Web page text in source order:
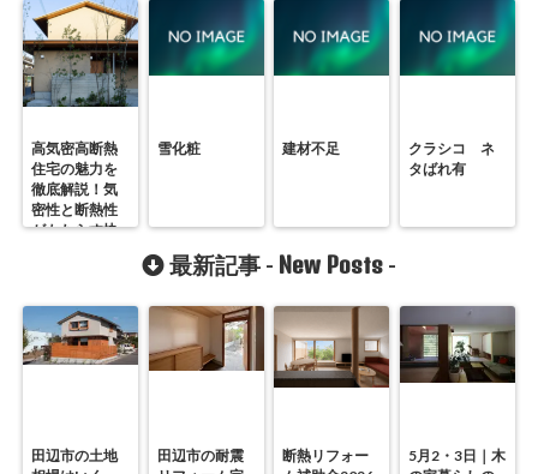
高気密高断熱
住宅の魅力を
徹底解説！気
密性と断熱性
がもたらす快
雪化粧 建材不足
クラシコ ネ
タばれ有
最新記事 - New Posts -
田辺市の土地
田辺市の耐震
断熱リフォー
5月2・3日｜木